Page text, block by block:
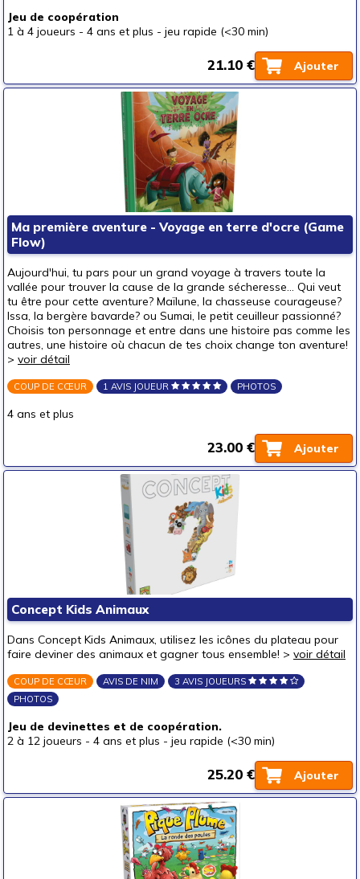
Jeu de coopération
1 à 4 joueurs - 4 ans et plus - jeu rapide (<30 min)
Ajouter
21.10 €
Ma première aventure - Voyage en terre d'ocre (Game
Flow)
Aujourd'hui, tu pars pour un grand voyage à travers toute la
vallée pour trouver la cause de la grande sécheresse... Qui veut
tu être pour cette aventure? Maïlune, la chasseuse courageuse?
Issa, la bergère bavarde? ou Sumai, le petit ceuilleur passionné?
Choisis ton personnage et entre dans une histoire pas comme les
autres, une histoire où chacun de tes choix change ton aventure!
> voir détail
COUP DE CŒUR 1 AVIS JOUEUR PHOTOS
4 ans et plus
Ajouter
23.00 €
Concept Kids Animaux
Dans Concept Kids Animaux, utilisez les icônes du plateau pour
faire deviner des animaux et gagner tous ensemble! > voir détail
COUP DE CŒUR AVIS DE NIM
3 AVIS JOUEURS
PHOTOS
Jeu de devinettes et de coopération.
2 à 12 joueurs - 4 ans et plus - jeu rapide (<30 min)
Ajouter
25.20 €